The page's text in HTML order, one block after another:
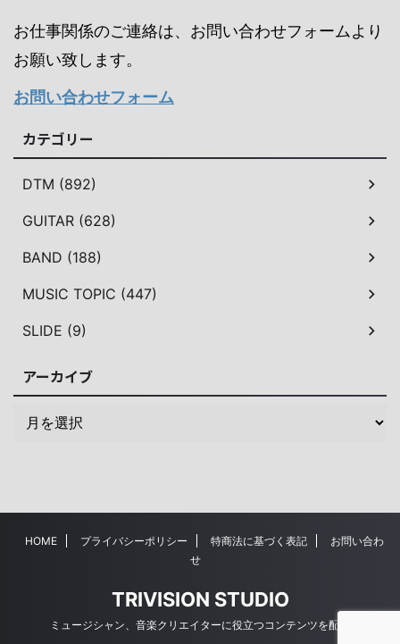
お仕事関係のご連絡は、お問い合わせフォームより
お願い致します。
お問い合わせフォーム
カテゴリー
DTM (892)
GUITAR (628)
BAND (188)
MUSIC TOPIC (447)
SLIDE (9)
アーカイブ
HOME プライバシーポリシー 特商法に基づく表記
お問い合わ
せ
TRIVISION STUDIO
ミュージシャン、音楽クリエイターに役立つコンテンツを配信